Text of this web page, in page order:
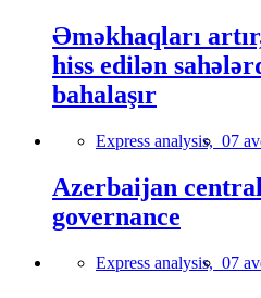
Əməkhaqları
hiss edilən
bahalaşır
Express analysis, 07
Azerbaijan
governance
Express analysis, 07